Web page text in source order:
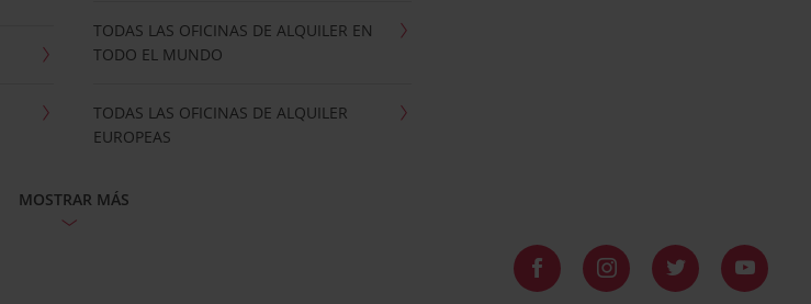
TODAS LAS OFICINAS DE ALQUILER EN
TODO EL MUNDO
TODAS LAS OFICINAS DE ALQUILER
EUROPEAS
MOSTRAR MÁS